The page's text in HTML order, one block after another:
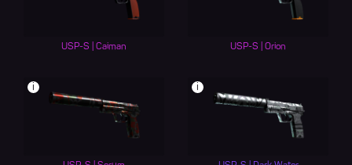
USP-S | Caiman USP-S | Orion
i i